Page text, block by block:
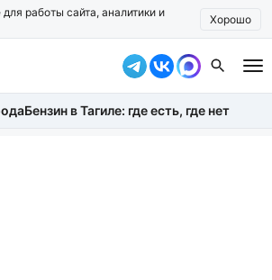
работы сайта, аналитики и
Хорошо
Бензин в Тагиле: где есть, где нет